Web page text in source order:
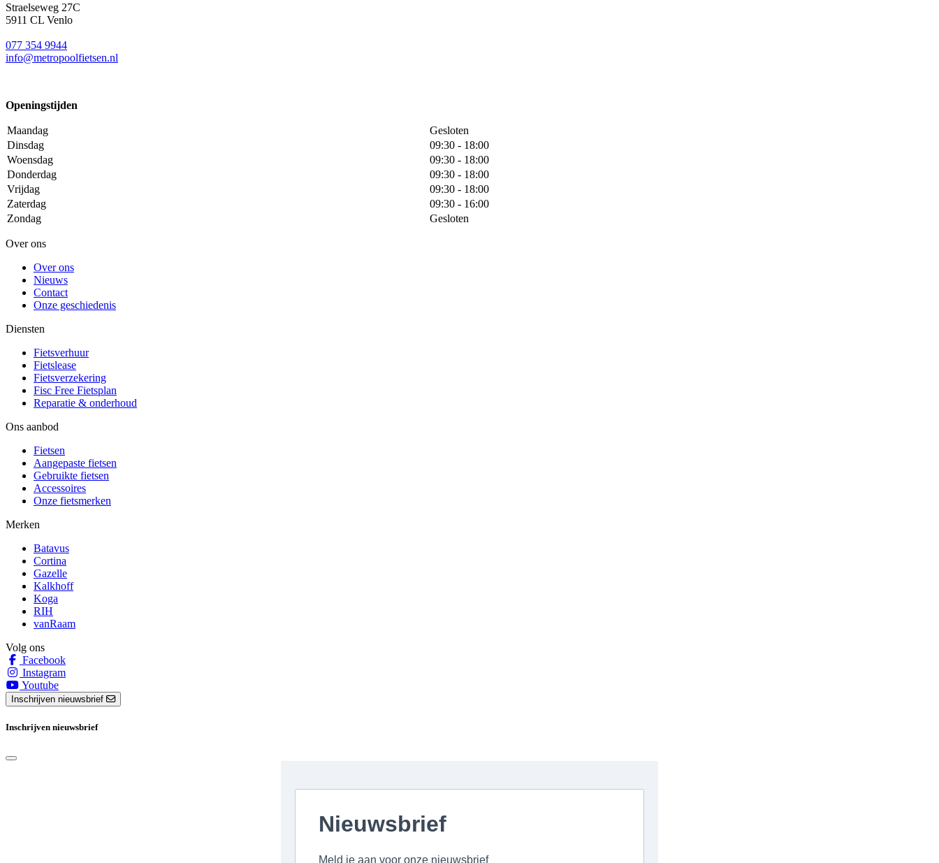
Straelseweg 27C
5911 CL Venlo
077 354 9944
info@metropoolfietsen.nl
Openingstijden
Maandag
Gesloten
Dinsdag
09:30 - 18:00
Woensdag
09:30 - 18:00
Donderdag
09:30 - 18:00
Vrijdag
09:30 - 18:00
Zaterdag
09:30 - 16:00
Zondag
Gesloten
Over ons
Over ons
Nieuws
Contact
Onze geschiedenis
Diensten
Fietsverhuur
Fietslease
Fietsverzekering
Fisc Free Fietsplan
Reparatie & onderhoud
Ons aanbod
Fietsen
Aangepaste fietsen
Gebruikte fietsen
Accessoires
Onze fietsmerken
Merken
Batavus
Cortina
Gazelle
Kalkhoff
Koga
RIH
vanRaam
Volg ons
Facebook
Instagram
Youtube
Inschrijven nieuwsbrief
Inschrijven nieuwsbrief